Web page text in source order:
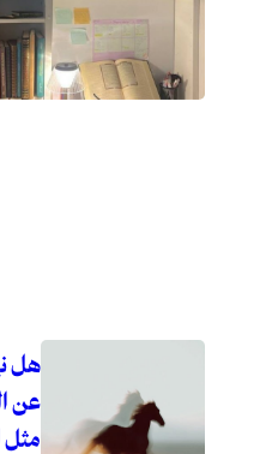
هل
عن
مثل